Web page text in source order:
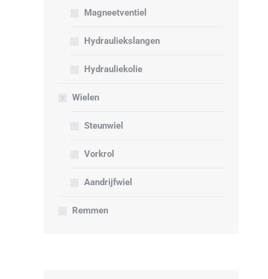
Magneetventiel
Hydrauliekslangen
Hydrauliekolie
Wielen
Steunwiel
Vorkrol
Aandrijfwiel
Remmen